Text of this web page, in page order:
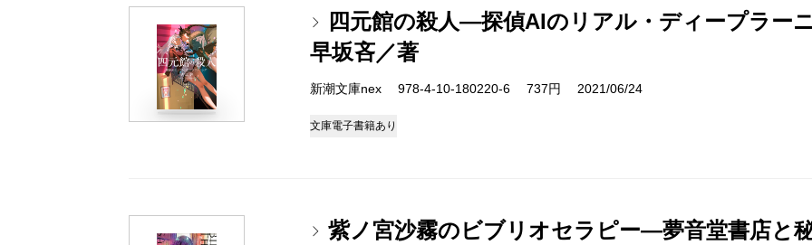
四元館の殺人―探偵AIのリアル・ディープラー
早坂吝／著
新潮文庫nex 978-4-10-180220-6 737円 2021/06/24
文庫電子書籍あり
紫ノ宮沙霧のビブリオセラピー―夢音堂書店と